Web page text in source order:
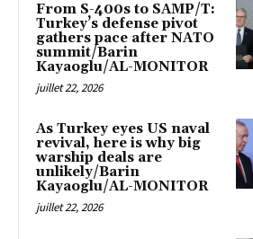
From S-400s to SAMP/T:
Turkey’s defense pivot
gathers pace after NATO
summit/Barin
Kayaoglu/AL-MONITOR
juillet 22, 2026
As Turkey eyes US naval
revival, here is why big
warship deals are
unlikely/Barin
Kayaoglu/AL-MONITOR
juillet 22, 2026